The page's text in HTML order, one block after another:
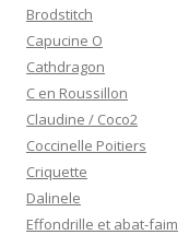
Brodstitch
Capucine O
Cathdragon
C en Roussillon
Claudine / Coco2
Coccinelle Poitiers
Criquette
Dalinele
Effondrille et abat-faim